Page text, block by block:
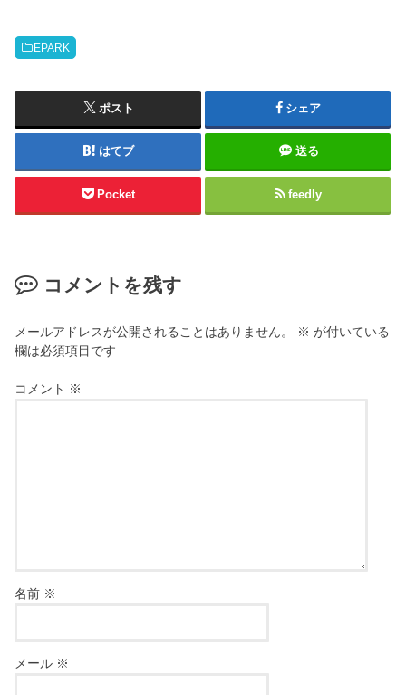
EPARK
ポスト シェア
はてブ 送る
Pocket feedly
コメントを残す
メールアドレスが公開されることはありません。 ※ が付いている
欄は必須項目です
コメント ※
名前 ※
メール ※